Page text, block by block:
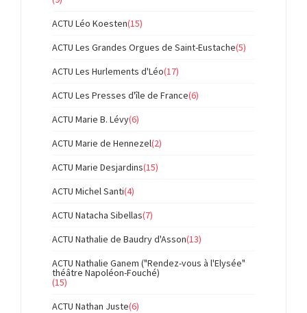
ACTU Léo Koesten(15)
ACTU Les Grandes Orgues de Saint-Eustache(5)
ACTU Les Hurlements d'Léo(17)
ACTU Les Presses d'île de France(6)
ACTU Marie B. Lévy(6)
ACTU Marie de Hennezel(2)
ACTU Marie Desjardins(15)
ACTU Michel Santi(4)
ACTU Natacha Sibellas(7)
ACTU Nathalie de Baudry d'Asson(13)
ACTU Nathalie Ganem ("Rendez-vous à l'Elysée"
théâtre Napoléon-Fouché)
(15)
ACTU Nathan Juste(6)